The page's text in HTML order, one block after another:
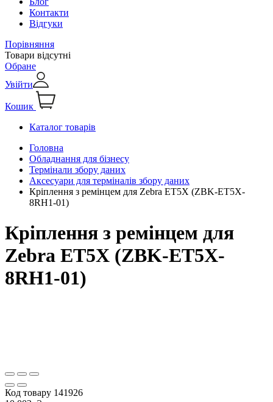
Контакти
Відгуки
Порівняння
Товари відсутні
Обране
Увійти
Кошик
Каталог товарів
Головна
Обладнання для бізнесу
Термінали збору даних
Аксесуари для терміналів збору даних
Кріплення з ремінцем для Zebra ET5X (ZBK-ET5X-
8RH1-01)
Кріплення з ремінцем для
Zebra ET5X (ZBK-ET5X-
8RH1-01)
Код товару 141926